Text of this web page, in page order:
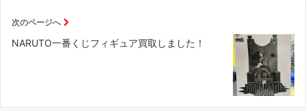
次のページへ
NARUTO一番くじフィギュア買取しました！